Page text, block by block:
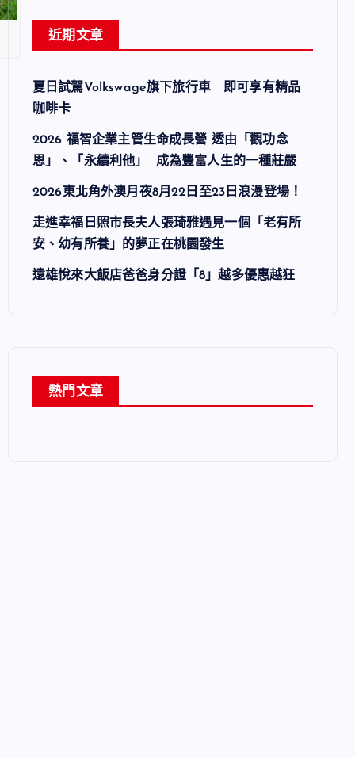
近期文章
夏日試駕Volkswage旗下旅行車 即可享有精品
咖啡卡
2026 福智企業主管生命成長營 透由「觀功念
恩」、「永續利他」 成為豐富人生的一種莊嚴
2026東北角外澳月夜8月22日至23日浪漫登場！
走進幸福日照市長夫人張琦雅遇見一個「老有所
安、幼有所養」的夢正在桃園發生
遠雄悅來大飯店爸爸身分證「8」越多優惠越狂
熱門文章